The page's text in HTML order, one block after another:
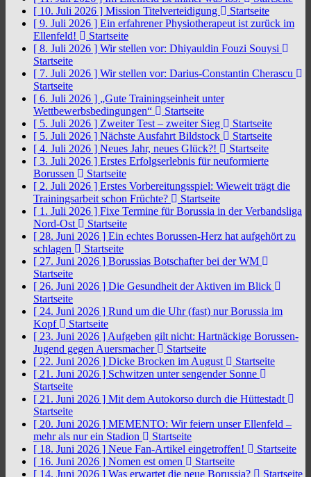
[ 10. Juli 2026 ] Mission Titelverteidigung
Startseite
[ 9. Juli 2026 ] Ein erfahrener Physiotherapeut ist zurück im
Ellenfeld!
Startseite
[ 8. Juli 2026 ] Wir stellen vor: Dhiyauldin Fouzi Souysi
Startseite
[ 7. Juli 2026 ] Wir stellen vor: Darius-Constantin Cherascu
Startseite
[ 6. Juli 2026 ] „Gute Trainingseinheit unter
Wettbewerbsbedingungen“
Startseite
[ 5. Juli 2026 ] Zweiter Test – zweiter Sieg
Startseite
[ 5. Juli 2026 ] Nächste Ausfahrt Bildstock
Startseite
[ 4. Juli 2026 ] Neues Jahr, neues Glück?!
Startseite
[ 3. Juli 2026 ] Erstes Erfolgserlebnis für neuformierte
Borussen
Startseite
[ 2. Juli 2026 ] Erstes Vorbereitungsspiel: Wieweit trägt die
Trainingsarbeit schon Früchte?
Startseite
[ 1. Juli 2026 ] Fixe Termine für Borussia in der Verbandsliga
Nord-Ost
Startseite
[ 28. Juni 2026 ] Ein echtes Borussen-Herz hat aufgehört zu
schlagen
Startseite
[ 27. Juni 2026 ] Borussias Botschafter bei der WM
Startseite
[ 26. Juni 2026 ] Die Gesundheit der Aktiven im Blick
Startseite
[ 24. Juni 2026 ] Rund um die Uhr (fast) nur Borussia im
Kopf
Startseite
[ 23. Juni 2026 ] Aufgeben gilt nicht: Hartnäckige Borussen-
Jugend gegen Auersmacher
Startseite
[ 22. Juni 2026 ] Dicke Brocken im August
Startseite
[ 21. Juni 2026 ] Schwitzen unter sengender Sonne
Startseite
[ 21. Juni 2026 ] Mit dem Autokorso durch die Hüttestadt
Startseite
[ 20. Juni 2026 ] MEMENTO: Wir feiern unser Ellenfeld –
mehr als nur ein Stadion
Startseite
[ 18. Juni 2026 ] Neue Fan-Artikel eingetroffen!
Startseite
[ 16. Juni 2026 ] Nomen est omen
Startseite
[ 14. Juni 2026 ] Was erwartet die neue Borussia?
Startseite